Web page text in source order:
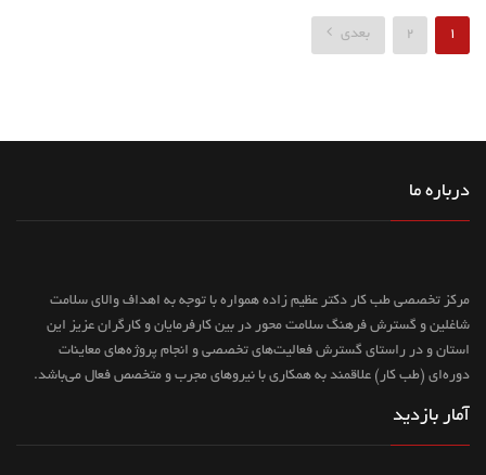
1
2 بعدی
درباره ما
مرکز تخصصی طب کار دکتر عظیم زاده همواره با توجه به اهداف والای سلامت
شاغلین و گسترش فرهنگ سلامت محور در بین کارفرمایان و کارگران عزیز این
استان و در راستای گسترش فعالیت‌های تخصصی و انجام پروژه‌های معاینات
دوره‌ای (طب کار) علاقمند به همکاری با نیروهای مجرب و متخصص فعال می‌باشد.
آمار بازدید